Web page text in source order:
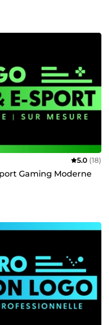
5.0 (18)
Gaming Moderne